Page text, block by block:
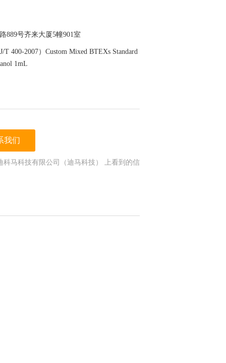
889号齐来大厦5幢901室
400-2007）Custom Mixed BTEXs Standard
1mL
我们
马科技有限公司（迪马科技） 上看到的信